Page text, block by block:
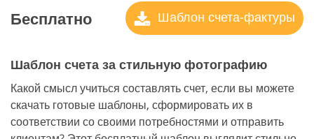
Бесплатно Шаблон счета-фактуры
Шаблон счета за стильную фотографию
Какой смысл учиться составлять счет, если вы можете
скачать готовые шаблоны, сформировать их в
соответствии со своими потребностями и отправить